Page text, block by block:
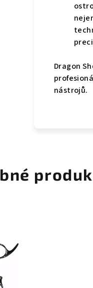
Dragon
nástrojů.